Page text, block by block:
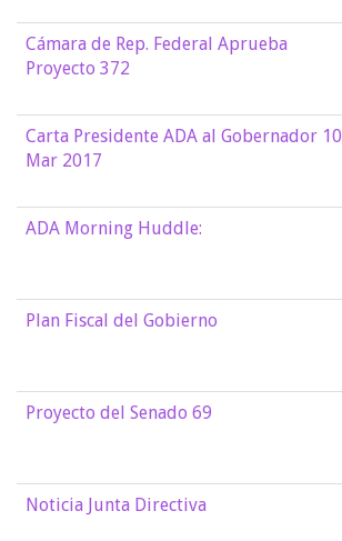
Cámara de Rep. Federal Aprueba
Proyecto 372
Carta Presidente ADA al Gobernador 10
Mar 2017
ADA Morning Huddle:
Plan Fiscal del Gobierno
Proyecto del Senado 69
Noticia Junta Directiva